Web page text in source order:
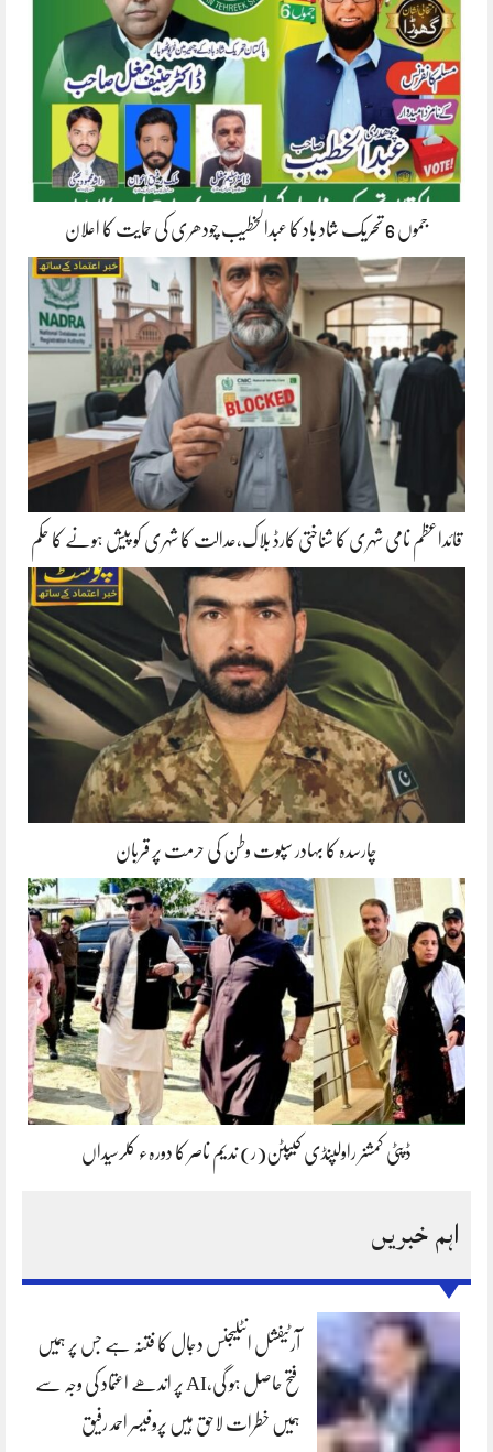
جموں 6 تحریک شاد باد کا عبدالخطیب چودھری کی حمایت کا اعلان
قائداعظم نامی شہری کا شناختی کارڈ بلاک،عدالت کا شہری کو پیش ہونے کا حکم
چارسدہ کا بہادر سپوت وطن کی حرمت پر قربان
ڈپٹی کمشنر راولپنڈی کیپٹن(ر) ندیم ناصر کا دورہء کلرسیداں
اہم خبریں
آرٹیفشل انٹلیجنس دجال کا فتنہ ہے جس پر ہمیں
فتح حاصل ہو گی،AI پر اندھے اعتماد کی وجہ سے
ہمیں خطرات لاحق ہیں پروفیسر احمد رفیق